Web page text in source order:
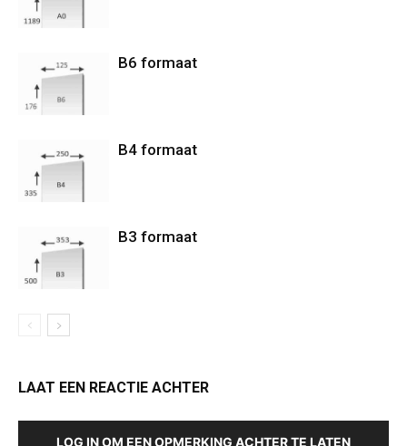
B6 formaat
B4 formaat
B3 formaat
LAAT EEN REACTIE ACHTER
LOG IN OM EEN OPMERKING ACHTER TE LATEN